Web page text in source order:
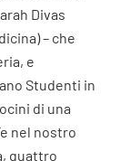
Divas
– che
e
Studenti in
di una
nel nostro
quattro